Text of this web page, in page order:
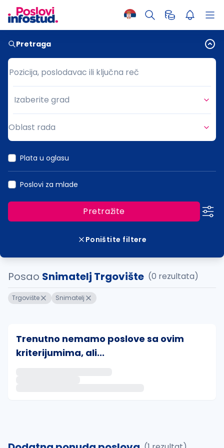
Pretraga
Pozicija, poslodavac ili ključna reč
Pozicija, poslodavac ili ključna reč
Grad
Izaberite grad
Oblast rada
Plata u oglasu
Poslovi za mlade
Pretražite
Poništite filtere
Posao Snimatelj Trgovište (0 rezultata)
Trgovište Snimatelj
Trenutno nemamo poslove sa ovim
kriterijumima, ali...